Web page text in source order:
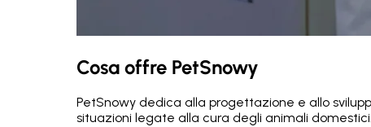
Cosa offre PetSnowy
PetSnowy dedica alla progettazione e allo
situazioni legate alla cura degli animali domestici.